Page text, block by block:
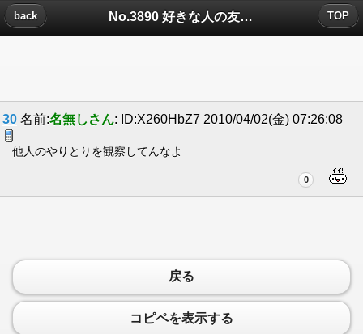
No.3890 好きな人の友達についたコメント
back TOP
30 名前:名無しさん: ID:X260HbZ7 2010/04/02(金) 07:26:08
他人のやりとりを観察してんなよ
0
戻る
コピペを表示する